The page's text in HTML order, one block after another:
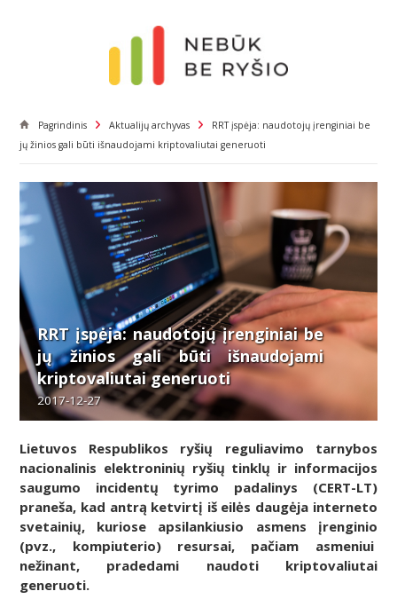
Pagrindinis Aktualijų archyvas
RRT įspėja: naudotojų įrenginiai be
jų žinios gali būti išnaudojami kriptovaliutai generuoti
RRT įspėja: naudotojų įrenginiai be
jų žinios gali būti išnaudojami
kriptovaliutai generuoti
2017-12-27
Lietuvos Respublikos ryšių reguliavimo tarnybos
nacionalinis elektroninių ryšių tinklų ir informacijos
saugumo incidentų tyrimo padalinys (CERT-LT)
praneša, kad antrą ketvirtį iš eilės daugėja interneto
svetainių, kuriose apsilankiusio asmens įrenginio
(pvz., kompiuterio) resursai, pačiam asmeniui
nežinant, pradedami naudoti kriptovaliutai
generuoti.